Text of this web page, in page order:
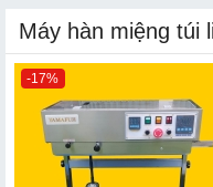
Máy hàn miệng túi
-17%